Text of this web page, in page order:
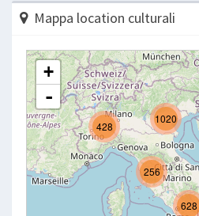
Mappa location culturali